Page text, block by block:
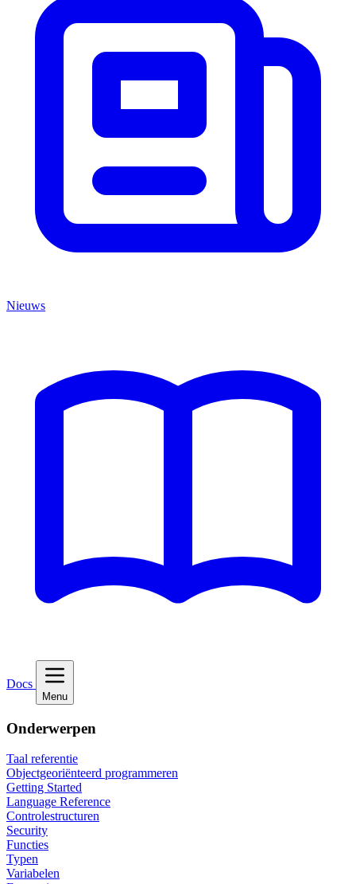
Nieuws
Docs
Menu
Onderwerpen
Taal referentie
Objectgeoriënteerd programmeren
Getting Started
Language Reference
Controlestructuren
Security
Functies
Typen
Variabelen